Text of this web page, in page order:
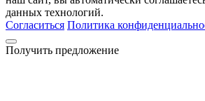
данных технологий.
Согласиться Политика
Получить предложение